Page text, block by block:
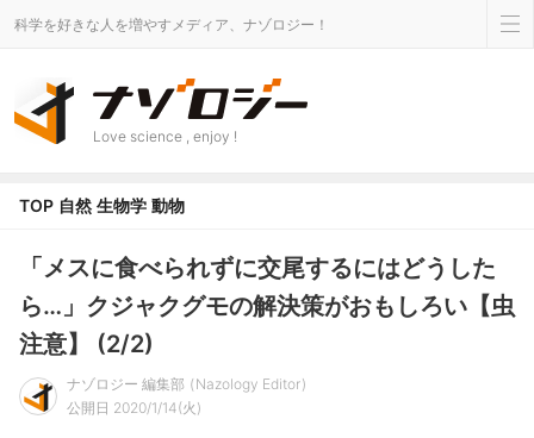
科学を好きな人を増やすメディア、ナゾロジー！
Love science , enjoy !
TOP 自然 生物学 動物
「メスに食べられずに交尾するにはどうした
ら…」クジャクグモの解決策がおもしろい【虫
注意】 (2/2)
ナゾロジー 編集部
Nazology Editor
公開日 2020/1/14(火)